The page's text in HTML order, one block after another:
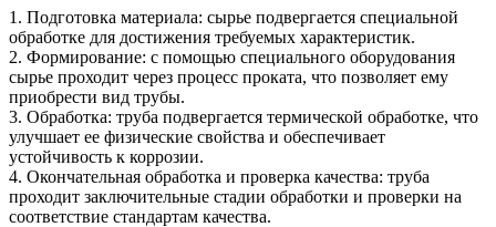
1. Подготовка материала: сырье подвергается специальной
обработке для достижения требуемых характеристик.
2. Формирование: с помощью специального оборудования
сырье проходит через процесс проката, что позволяет ему
приобрести вид трубы.
3. Обработка: труба подвергается термической обработке, что
улучшает ее физические свойства и обеспечивает
устойчивость к коррозии.
4. Окончательная обработка и проверка качества: труба
проходит заключительные стадии обработки и проверки на
соответствие стандартам качества.